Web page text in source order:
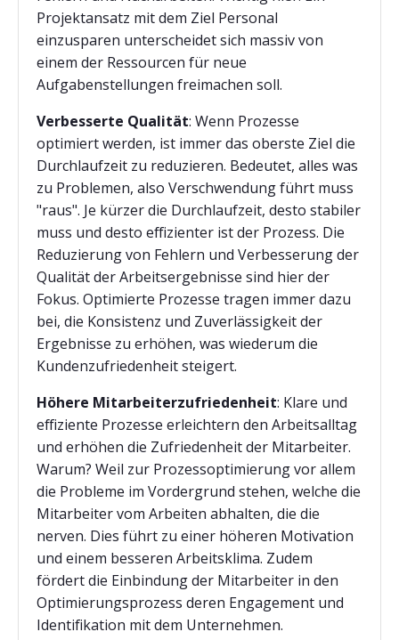
Projektansatz mit dem Ziel Personal
einzusparen unterscheidet sich massiv von
einem der Ressourcen für neue
Aufgabenstellungen freimachen soll.
Verbesserte Qualität: Wenn Prozesse
optimiert werden, ist immer das oberste Ziel die
Durchlaufzeit zu reduzieren. Bedeutet, alles was
zu Problemen, also Verschwendung führt muss
"raus". Je kürzer die Durchlaufzeit, desto stabiler
muss und desto effizienter ist der Prozess. Die
Reduzierung von Fehlern und Verbesserung der
Qualität der Arbeitsergebnisse sind hier der
Fokus. Optimierte Prozesse tragen immer dazu
bei, die Konsistenz und Zuverlässigkeit der
Ergebnisse zu erhöhen, was wiederum die
Kundenzufriedenheit steigert.
Höhere Mitarbeiterzufriedenheit: Klare und
effiziente Prozesse erleichtern den Arbeitsalltag
und erhöhen die Zufriedenheit der Mitarbeiter.
Warum? Weil zur Prozessoptimierung vor allem
die Probleme im Vordergrund stehen, welche die
Mitarbeiter vom Arbeiten abhalten, die die
nerven. Dies führt zu einer höheren Motivation
und einem besseren Arbeitsklima. Zudem
fördert die Einbindung der Mitarbeiter in den
Optimierungsprozess deren Engagement und
Identifikation mit dem Unternehmen.